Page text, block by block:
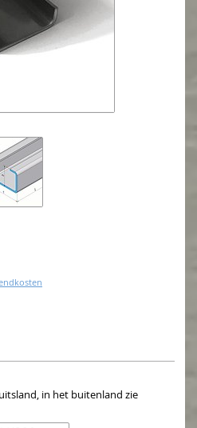
in het buitenland zie